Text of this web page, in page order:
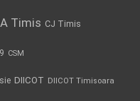
Timis CJ Timis
CSM
DIICOT DIICOT Timisoara